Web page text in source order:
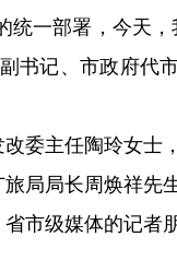
一部署，今天
书记、市政府代
委主任陶玲女士
局局长周焕祥先
市级媒体的记者